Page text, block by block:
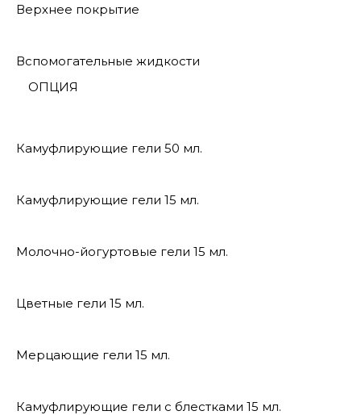
Верхнее покрытие
Вспомогательные жидкости
ОПЦИЯ
Камуфлирующие гели 50 мл.
Камуфлирующие гели 15 мл.
Молочно-йогуртовые гели 15 мл.
Цветные гели 15 мл.
Мерцающие гели 15 мл.
Камуфлирующие гели с блестками 15 мл.